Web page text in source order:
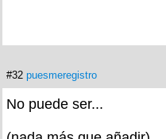
#32 puesmeregistro
No puede ser...